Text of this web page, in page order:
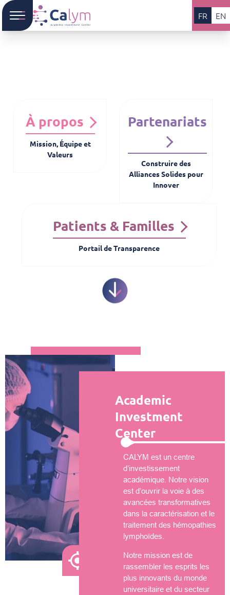
FR EN
À propos
Mission, Équipe et
Valeurs
Partenariats
Construire des
Alliances Solides pour
Innover
Patients & Familles
Portail de Transparence
Academic
Investment
Center
CALYM est un centre
d’investissement
académique. Notre vision
est d’ouvrir la voie à des
avancées transformatives
dans la caractérisation et le
traitement des hémopathies
lymphoïdes.
Notre mission est de
rassembler les esprits les
plus innovants du monde
universitaire et du secteur